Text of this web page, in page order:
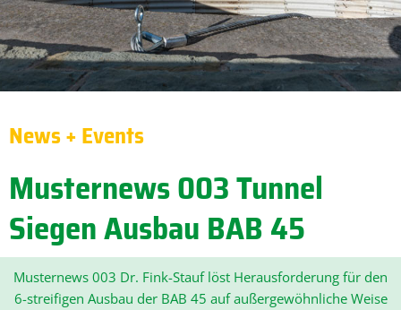
News + Events
Musternews 003 Tunnel
Siegen Ausbau BAB 45
Musternews 003 Dr. Fink-Stauf löst Herausforderung für den
6-streifigen Ausbau der BAB 45 auf außergewöhnliche Weise